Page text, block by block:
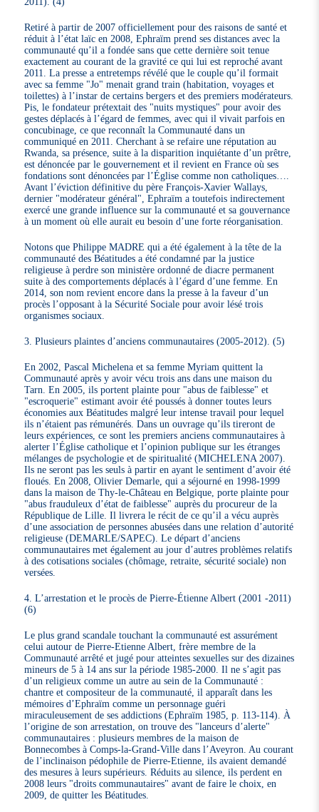
Retiré à partir de 2007 officiellement pour des raisons de santé et
réduit à l’état laïc en 2008, Ephraïm prend ses distances avec la
communauté qu’il a fondée sans que cette dernière soit tenue
exactement au courant de la gravité ce qui lui est reproché avant
2011. La presse a entretemps révélé que le couple qu’il formait
avec sa femme "Jo" menait grand train (habitation, voyages et
toilettes) à l’instar de certains bergers et des premiers modérateurs.
Pis, le fondateur prétextait des "nuits mystiques" pour avoir des
gestes déplacés à l’égard de femmes, avec qui il vivait parfois en
concubinage, ce que reconnaît la Communauté dans un
communiqué en 2011. Cherchant à se refaire une réputation au
Rwanda, sa présence, suite à la disparition inquiétante d’un prêtre,
est dénoncée par le gouvernement et il revient en France où ses
fondations sont dénoncées par l’Église comme non catholiques….
Avant l’éviction définitive du père François-Xavier Wallays,
dernier "modérateur général", Ephraïm a toutefois indirectement
exercé une grande influence sur la communauté et sa gouvernance
à un moment où elle aurait eu besoin d’une forte réorganisation.
Notons que Philippe MADRE qui a été également à la tête de la
communauté des Béatitudes a été condamné par la justice
religieuse à perdre son ministère ordonné de diacre permanent
suite à des comportements déplacés à l’égard d’une femme. En
2014, son nom revient encore dans la presse à la faveur d’un
procès l’opposant à la Sécurité Sociale pour avoir lésé trois
organismes sociaux.
3. Plusieurs plaintes d’anciens communautaires (2005-2012). (5)
En 2002, Pascal Michelena et sa femme Myriam quittent la
Communauté après y avoir vécu trois ans dans une maison du
Tarn. En 2005, ils portent plainte pour "abus de faiblesse" et
"escroquerie" estimant avoir été poussés à donner toutes leurs
économies aux Béatitudes malgré leur intense travail pour lequel
ils n’étaient pas rémunérés. Dans un ouvrage qu’ils tireront de
leurs expériences, ce sont les premiers anciens communautaires à
alerter l’Église catholique et l’opinion publique sur les étranges
mélanges de psychologie et de spiritualité (MICHELENA 2007).
Ils ne seront pas les seuls à partir en ayant le sentiment d’avoir été
floués. En 2008, Olivier Demarle, qui a séjourné en 1998-1999
dans la maison de Thy-le-Château en Belgique, porte plainte pour
"abus frauduleux d’état de faiblesse" auprès du procureur de la
République de Lille. Il livrera le récit de ce qu’il a vécu auprès
d’une association de personnes abusées dans une relation d’autorité
religieuse (DEMARLE/SAPEC). Le départ d’anciens
communautaires met également au jour d’autres problèmes relatifs
à des cotisations sociales (chômage, retraite, sécurité sociale) non
versées.
4. L’arrestation et le procès de Pierre-Étienne Albert (2001 -2011)
(6)
Le plus grand scandale touchant la communauté est assurément
celui autour de Pierre-Etienne Albert, frère membre de la
Communauté arrêté et jugé pour atteintes sexuelles sur des dizaines
mineurs de 5 à 14 ans sur la période 1985-2000. Il ne s’agit pas
d’un religieux comme un autre au sein de la Communauté :
chantre et compositeur de la communauté, il apparaît dans les
mémoires d’Ephraïm comme un personnage guéri
miraculeusement de ses addictions (Ephraïm 1985, p. 113-114). À
l’origine de son arrestation, on trouve des "lanceurs d’alerte"
communautaires : plusieurs membres de la maison de
Bonnecombes à Comps-la-Grand-Ville dans l’Aveyron. Au courant
de l’inclinaison pédophile de Pierre-Etienne, ils avaient demandé
des mesures à leurs supérieurs. Réduits au silence, ils perdent en
2008 leurs "droits communautaires" avant de faire le choix, en
2009, de quitter les Béatitudes.